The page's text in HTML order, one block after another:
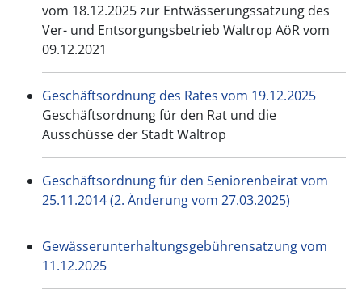
vom 18.12.2025 zur Entwässerungssatzung des
Ver- und Entsorgungsbetrieb Waltrop AöR vom
09.12.2021
Geschäftsordnung des Rates vom 19.12.2025
Geschäftsordnung für den Rat und die
Ausschüsse der Stadt Waltrop
Geschäftsordnung für den Seniorenbeirat vom
25.11.2014 (2. Änderung vom 27.03.2025)
Gewässerunterhaltungsgebührensatzung vom
11.12.2025